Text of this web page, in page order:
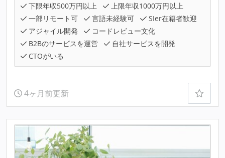
下限年収500万円以上
上限年収1000万円以上
一部リモート可
言語未経験可
SIer在籍者歓迎
アジャイル開発
コードレビュー文化
B2Bのサービスを運営
自社サービスを開発
CTOがいる
4ヶ月前更新